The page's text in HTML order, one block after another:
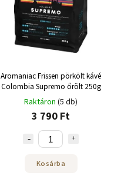
Aromaniac Frissen pörkölt kávé
Colombia Supremo őrölt 250g
Raktáron (5 db)
3 790 Ft
Kosárba